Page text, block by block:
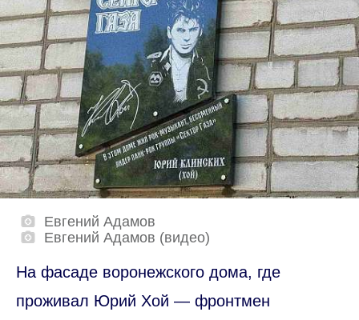
Евгений Адамов
Евгений Адамов (видео)
На фасаде воронежского дома, где
проживал Юрий Хой — фронтмен